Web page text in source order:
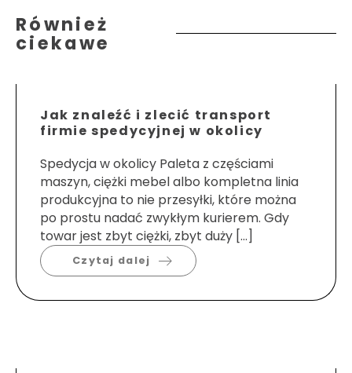
Również
ciekawe
Jak znaleźć i zlecić transport
firmie spedycyjnej w okolicy
Spedycja w okolicy Paleta z częściami
maszyn, ciężki mebel albo kompletna linia
produkcyjna to nie przesyłki, które można
po prostu nadać zwykłym kurierem. Gdy
towar jest zbyt ciężki, zbyt duży […]
Czytaj dalej